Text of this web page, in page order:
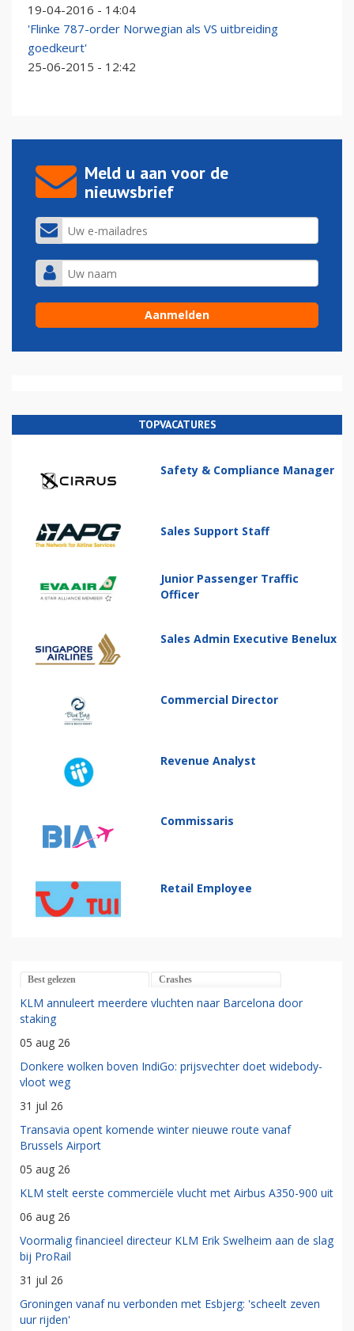
19-04-2016 - 14:04
'Flinke 787-order Norwegian als VS uitbreiding
goedkeurt'
25-06-2015 - 12:42
Meld u aan voor de
nieuwsbrief
TOPVACATURES
Safety & Compliance Manager
Sales Support Staff
Junior Passenger Traffic
Officer
Sales Admin Executive Benelux
Commercial Director
Revenue Analyst
Commissaris
Retail Employee
Best gelezen Crashes
KLM annuleert meerdere vluchten naar Barcelona door
staking
05 aug 26
Donkere wolken boven IndiGo: prijsvechter doet widebody-
vloot weg
31 jul 26
Transavia opent komende winter nieuwe route vanaf
Brussels Airport
05 aug 26
KLM stelt eerste commerciële vlucht met Airbus A350-900 uit
06 aug 26
Voormalig financieel directeur KLM Erik Swelheim aan de slag
bij ProRail
31 jul 26
Groningen vanaf nu verbonden met Esbjerg: 'scheelt zeven
uur rijden'